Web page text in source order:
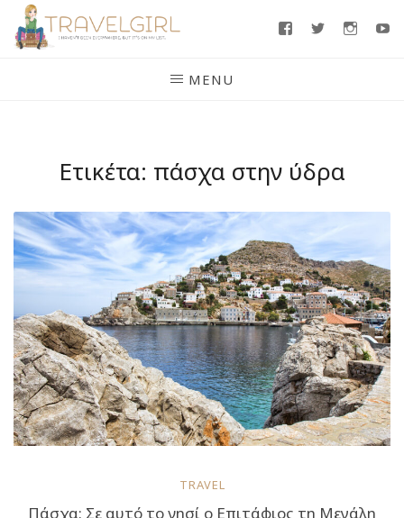
Skip
FacebookTwitter
MENU
Ετικέτα: πάσχα στην ύδρα
TRAVEL
Πάσχα: Σε αυτό το νησί ο Επιτάφιος τη Μεγάλη